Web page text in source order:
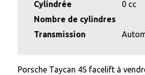
Cylindrée
0 cc
Nombre de cylindres
Transmission
Porsche Taycan 4S facelift à